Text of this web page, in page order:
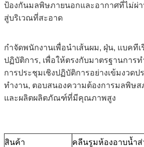
ป้องกันมลพิษภายนอกและอากาศที่ไม่ผ่
สู่บริเวณที่สะอาด
กำจัดพนักงานเพื่อนำเส้นผม, ฝุ่น, แบคทีเ
ปฏิบัติการ, เพื่อให้ตรงกับมาตรฐานการ
การประชุมเชิงปฏิบัติการอย่างเข้มงวด
ทำงาน, ตอบสนองความต้องการมลพิษ
และผลิตผลิตภัณฑ์ที่มีคุณภาพสูง
สินค้า
คลีนรูมห้องอาบน้ำ